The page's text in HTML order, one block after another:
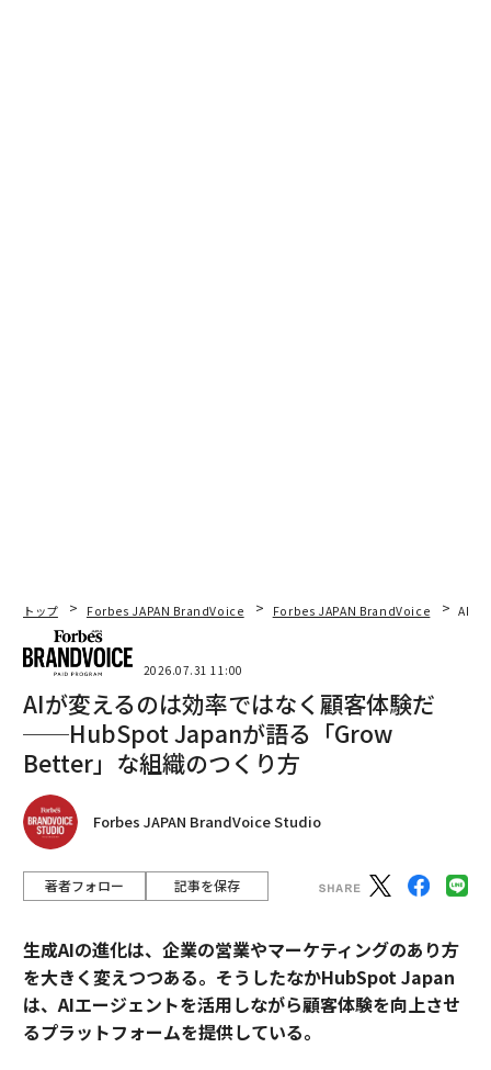
トップ Forbes JAPAN BrandVoice Forbes JAPAN BrandVoice AIが
2026.07.31 11:00
AIが変えるのは効率ではなく顧客体験だ
──HubSpot Japanが語る「Grow
Better」な組織のつくり方
Forbes JAPAN BrandVoice Studio
著者フォロー 記事を保存
生成AIの進化は、企業の営業やマーケティングのあり方
を大きく変えつつある。そうしたなかHubSpot Japan
は、AIエージェントを活用しながら顧客体験を向上させ
るプラットフォームを提供している。